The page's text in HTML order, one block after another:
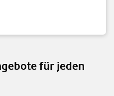
für jeden